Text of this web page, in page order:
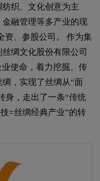
织、文化创意为主
融管理等多产业的现
资、参股公司。 作为集
绸文化股份有限公司
使命，着力挖掘、传
，实现了丝绸从“面
身，走出了一条“传统
=丝绸经典产业”的转